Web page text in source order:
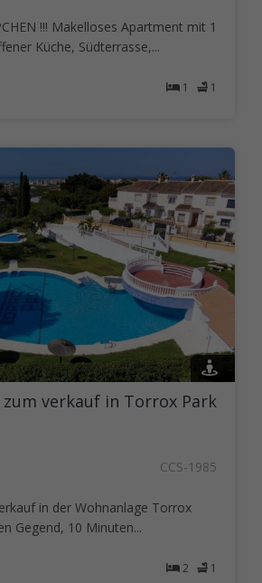
!!! Makelloses Apartment mit 1
Küche, Südterrasse,...
1 1
verkauf in Torrox Park
CCS-1985
in der Wohnanlage Torrox
Gegend, 10 Minuten...
2 1